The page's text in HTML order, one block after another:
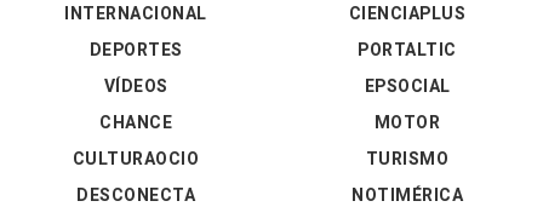
INTERNACIONAL
DEPORTES
VÍDEOS
CIENCIAPLUS
PORTALTIC
EPSOCIAL
CHANCE
CULTURAOCIO
DESCONECTA
MOTOR
TURISMO
NOTIMÉRICA